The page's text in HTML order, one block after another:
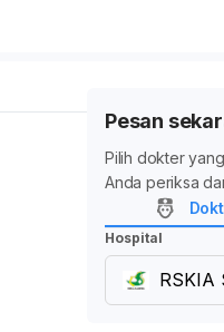
Pesan
Pilih dokter
Anda periksa
Hospital